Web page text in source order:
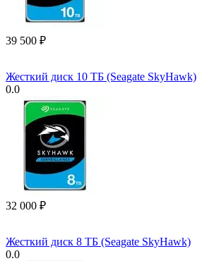
39 500 ₽
Жесткий диск 10 ТБ (Seagate SkyHawk)
0.0
32 000 ₽
Жесткий диск 8 ТБ (Seagate SkyHawk)
0.0